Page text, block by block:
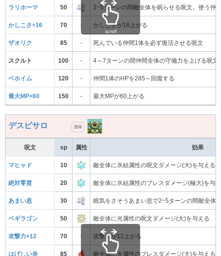
ラリホーマ 50 2~5ターンの間敵全体を眠らせる呪文。使う仲
かしこさ+16 70 - かしこさが16上がる
ザオリク 85 - 死んでいる仲間1体を必ず復活させる呪文
スクルト 100 - 4～7ターンの間仲間全体の守備力を上げる呪文
ベホイム 120 - 仲間1体のHPを285～回復する
最大MP+60 150 - 最大MPが60上がる
scroll
デスピサロ 習得
呪文 sp 属性 効果
マヒャド 10 敵全体に氷結属性の呪文ダメージ(大)を与える
絶対零度 20 敵全体に氷結属性のブレスダメージ(極大)を与
あまい息 30 眠気をさそうあまい息で2~5ターンの間敵全体
ベギラゴン 50 敵全体に光属性の呪文ダメージ(大)を与える
攻撃力+12 70 - 攻撃力が12上がる
はげしい炎 85 敵全体に火属性のブレスダメージ(大)を与える